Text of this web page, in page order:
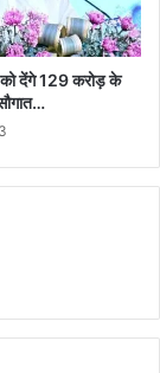
देंगे 129 करोड़ के